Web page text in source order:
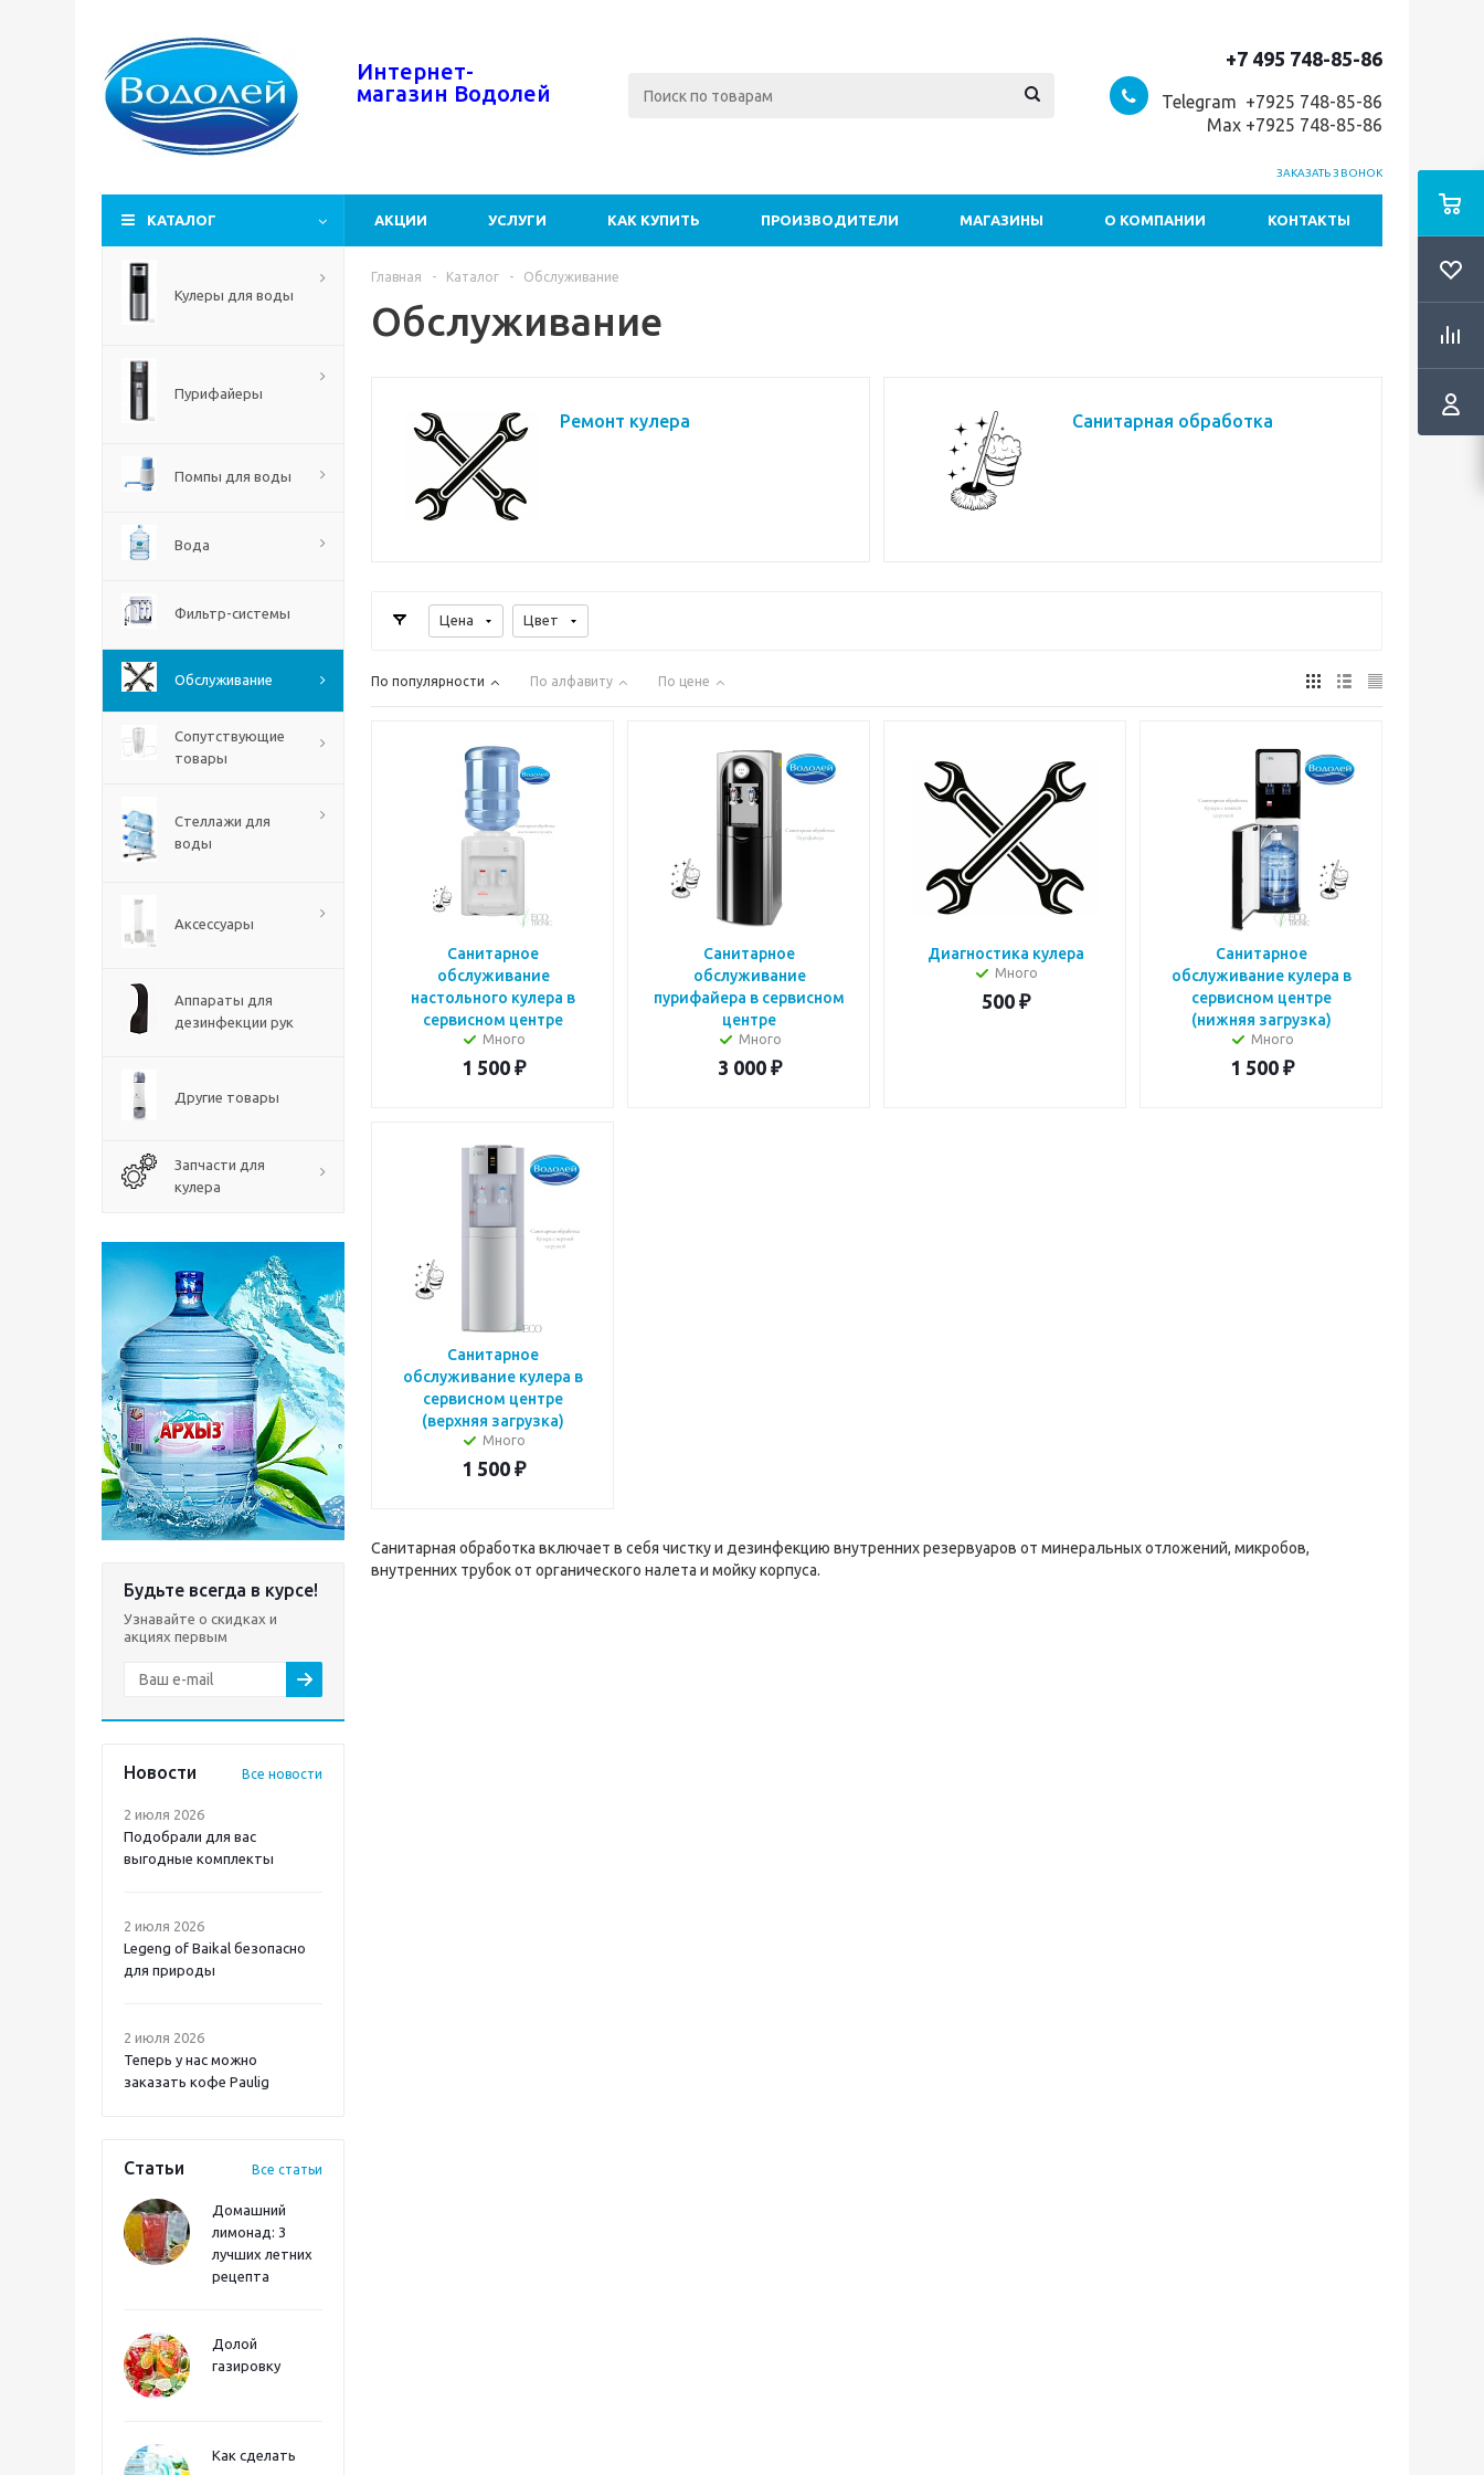
Интернет-
магазин Водолей
+7 495 748-85-86
Telegram +7925 748-85-86
Max +7925 748-85-86
ЗАКАЗАТЬ ЗВОНОК
КАТАЛОГ АКЦИИ УСЛУГИ КАК КУПИТЬ ПРОИЗВОДИТЕЛИ МАГАЗИНЫ О КОМПАНИИ КОНТАКТЫ
Кулеры для воды
Пурифайеры
Помпы для воды
Вода
Фильтр-системы
Обслуживание
Сопутствующие
товары
Стеллажи для
воды
Аксессуары
Аппараты для
дезинфекции рук
Другие товары
Запчасти для
кулера
Будьте всегда в курсе!
Узнавайте о скидках и
акциях первым
Новости Все новости
2 июля 2026
Подобрали для вас
выгодные комплекты
2 июля 2026
Legeng of Baikal безопасно
для природы
2 июля 2026
Теперь у нас можно
заказать кофе Paulig
Статьи Все статьи
Домашний
лимонад: 3
лучших летних
рецепта
Долой
газировку
Как сделать
Главная - Каталог - Обслуживание
Обслуживание
Ремонт кулера Санитарная обработка
Цена Цвет
По популярности По алфавиту По цене
Санитарное
обслуживание
настольного кулера в
сервисном центре
Много
1 500₽
Санитарное
обслуживание
пурифайера в сервисном
центре
Много
3 000₽
Диагностика кулера
Много
500₽
Санитарное
обслуживание кулера в
сервисном центре
(нижняя загрузка)
Много
1 500₽
Санитарное
обслуживание кулера в
сервисном центре
(верхняя загрузка)
Много
1 500₽
Санитарная обработка включает в себя чистку и дезинфекцию внутренних резервуаров от минеральных отложений, микробов,
внутренних трубок от органического налета и мойку корпуса.